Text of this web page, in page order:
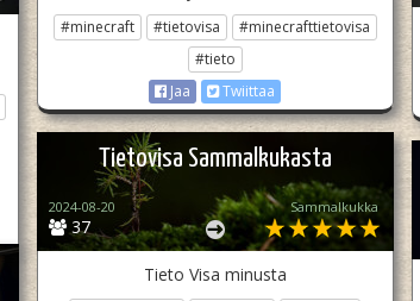
#minecraft #tietovisa
#minecrafttietovisa
#tieto
Jaa
Twiittaa
Tietovisa Sammalkukasta
37
2024-08-20 Sammalkukka
Tieto Visa minusta